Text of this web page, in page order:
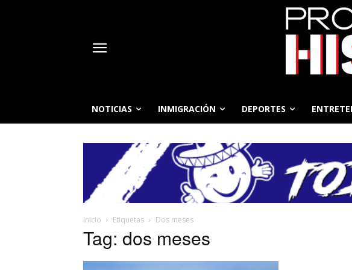
NOTICIAS INMIGRACIÓN DEPORTES
Inicio Etiquetas Dos meses
Tag: dos meses